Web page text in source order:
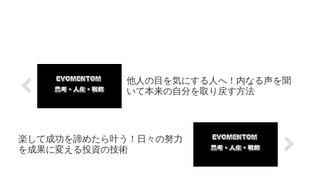
他人の目を気にする人へ！内なる声を聞
いて本来の自分を取り戻す方法
楽して成功を諦めたら叶う！日々の努力
を成果に変える投資の技術